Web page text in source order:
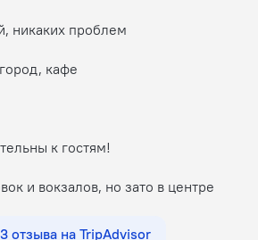
никаких проблем
кафе
к гостям!
и вокзалов, но зато в центре
отзыва на TripAdvisor